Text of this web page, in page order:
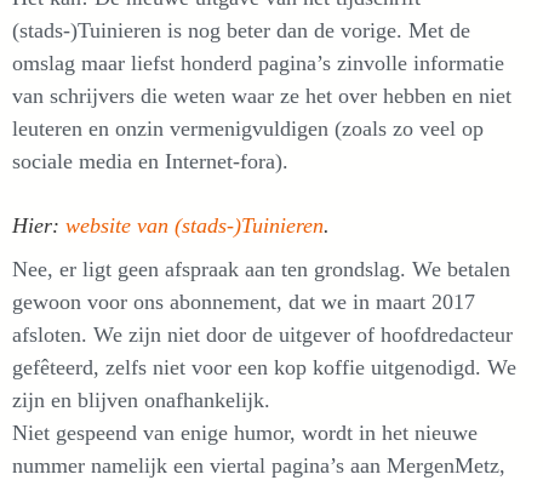
(stads-)Tuinieren is nog beter dan de vorige. Met de
omslag maar liefst honderd pagina’s zinvolle informatie
van schrijvers die weten waar ze het over hebben en niet
leuteren en onzin vermenigvuldigen (zoals zo veel op
sociale media en Internet-fora).
Hier: website van (stads-)Tuinieren.
Nee, er ligt geen afspraak aan ten grondslag. We betalen
gewoon voor ons abonnement, dat we in maart 2017
afsloten. We zijn niet door de uitgever of hoofdredacteur
gefêteerd, zelfs niet voor een kop koffie uitgenodigd. We
zijn en blijven onafhankelijk.
Niet gespeend van enige humor, wordt in het nieuwe
nummer namelijk een viertal pagina’s aan MergenMetz,